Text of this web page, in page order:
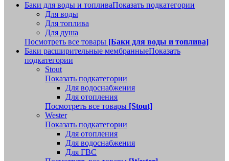
Баки для воды и топливаПоказать подкатегории
Для воды
Для топлива
Для душа
Посмотреть все товары [Баки для воды и топлива]
Баки расширительные мембранныеПоказать
подкатегории
Stout
Показать подкатегории
Для водоснабжения
Для отопления
Посмотреть все товары [Stout]
Wester
Показать подкатегории
Для отопления
Для водоснабжения
Для ГВС